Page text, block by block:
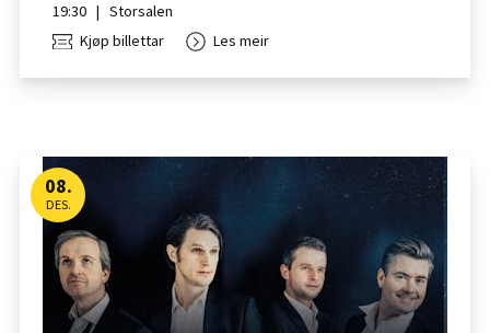
19:30 | Storsalen
Kjøp billettar
Les meir
08.
DES.